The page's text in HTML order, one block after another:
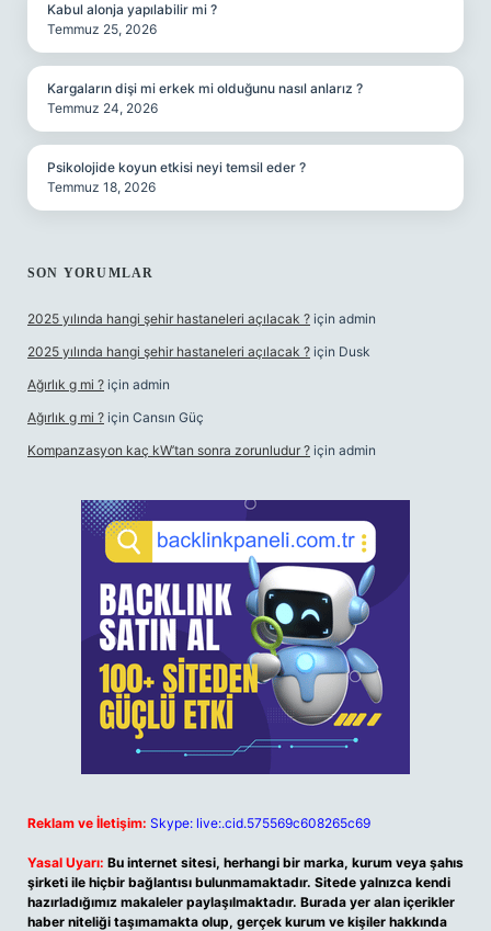
Kabul alonja yapılabilir mi ?
Temmuz 25, 2026
Kargaların dişi mi erkek mi olduğunu nasıl anlarız ?
Temmuz 24, 2026
Psikolojide koyun etkisi neyi temsil eder ?
Temmuz 18, 2026
SON YORUMLAR
2025 yılında hangi şehir hastaneleri açılacak ? için admin
2025 yılında hangi şehir hastaneleri açılacak ? için Dusk
Ağırlık g mi ? için admin
Ağırlık g mi ? için Cansın Güç
Kompanzasyon kaç kW’tan sonra zorunludur ? için admin
Reklam ve İletişim: Skype: live:.cid.575569c608265c69
Yasal Uyarı: Bu internet sitesi, herhangi bir marka, kurum veya şahıs
şirketi ile hiçbir bağlantısı bulunmamaktadır. Sitede yalnızca kendi
hazırladığımız makaleler paylaşılmaktadır. Burada yer alan içerikler
haber niteliği taşımamakta olup, gerçek kurum ve kişiler hakkında